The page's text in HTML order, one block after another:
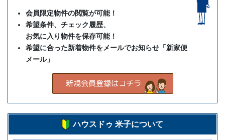
会員限定物件の閲覧が可能！
希望条件、チェック履歴、
お気に入り物件を保存可能！
希望に合った新着物件をメールでお知らせ「新家便
メール」
ハウスドゥ 米子について